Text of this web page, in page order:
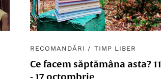
RECOMANDĂRI / TIMP LIBER
Ce facem săptămâna asta? 11